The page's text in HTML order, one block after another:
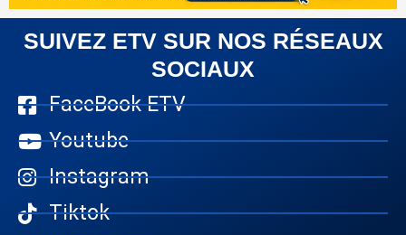
SUIVEZ ETV SUR NOS RÉSEAUX
SOCIAUX
FaceBook ETV
Youtube
Instagram
Tiktok